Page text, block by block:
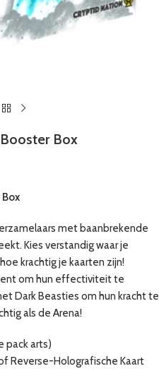
Box
met baanbrekende
Kies verstandig waar je
krachtig je kaarten zijn!
om hun effectiviteit te
Dark Beasties om hun kracht te
als de Arena!
pack arts)
Reverse-Holografische Kaart